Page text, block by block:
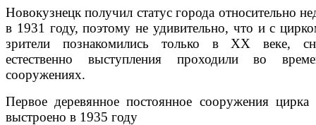
Новокузнецк получил статус города относительно
в 1931 году, поэтому не удивительно, что и с
зрители познакомились только в XX веке,
естественно выступления проходили во
сооружениях.
Первое деревянное постоянное сооружения
выстроено в 1935 году